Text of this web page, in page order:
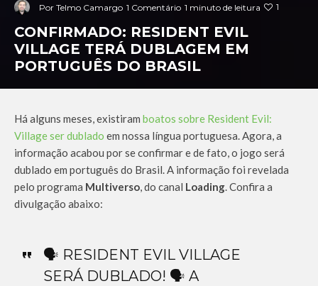
Por Telmo Camargo 1 Comentário 1 minuto de leitura 1
CONFIRMADO: RESIDENT EVIL
VILLAGE TERÁ DUBLAGEM EM
PORTUGUÊS DO BRASIL
Há alguns meses, existiram boatos sobre Resident Evil:
Village ser dublado em nossa língua portuguesa. Agora, a
informação acabou por se confirmar e de fato, o jogo será
dublado em português do Brasil. A informação foi revelada
pelo programa Multiverso, do canal Loading. Confira a
divulgação abaixo:
🗣 RESIDENT EVIL VILLAGE
SERÁ DUBLADO! 🗣 A